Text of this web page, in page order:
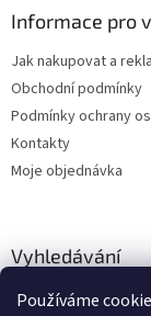
Používáme
Informace pro
Jak nakupovat a
Obchodní podmínky
Podmínky ochrany
Kontakty
Moje objednávka
Vyhledávání